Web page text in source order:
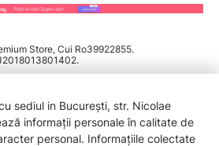
Store, Cui Ro39922855.
sediul in București, str. Nicolae
informații personale în calitate de
personal. Informațiile colectate